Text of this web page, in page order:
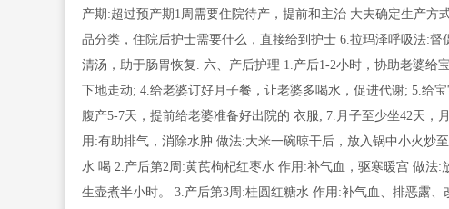
产期:超过预产期1周需要住院待产，提前和主治 大夫确定生产
品分类，住院后护士需要什么，直接给到护士 6.拉玛泽呼吸法:
清汤，助于肠胃恢复. 六、产后护理 1.产后1-2小时，协助老婆给
下地走动; 4.给老婆订好月子餐，让老婆多喝水，促进代谢; 5.给
腹产5-7天，提前给老婆准备好出院的 衣服; 7.月子至少坐42天
用:有助排气，消除水肿 做法:大米一碗晾干后，放入锅中小火炒
水 喝 2.产后第2周:黄芪枸杞红枣水 作用:补气血，驱寒暖宫 做
生壶煮半小时。 3.产后第3周:桂圆红糖水 作用:补气血、排恶露